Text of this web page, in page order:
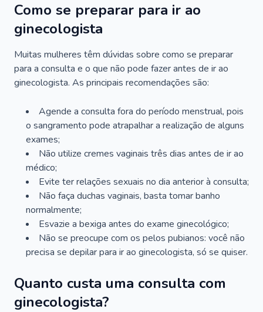
Como se preparar para ir ao
ginecologista
Muitas mulheres têm dúvidas sobre como se preparar
para a consulta e o que não pode fazer antes de ir ao
ginecologista. As principais recomendações são:
Agende a consulta fora do período menstrual, pois
o sangramento pode atrapalhar a realização de alguns
exames;
Não utilize cremes vaginais três dias antes de ir ao
médico;
Evite ter relações sexuais no dia anterior à consulta;
Não faça duchas vaginais, basta tomar banho
normalmente;
Esvazie a bexiga antes do exame ginecológico;
Não se preocupe com os pelos pubianos: você não
precisa se depilar para ir ao ginecologista, só se quiser.
Quanto custa uma consulta com
ginecologista?